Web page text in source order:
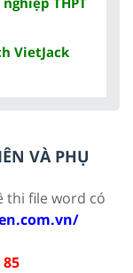
VietJack
VÀ PHỤ
thi file word có
85